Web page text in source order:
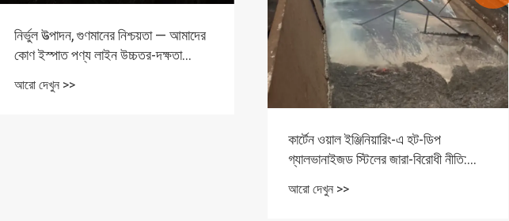
নির্ভুল উত্পাদন, গুণমানের নিশ্চয়তা — আমাদের
কোণ ইস্পাত পণ্য লাইন উচ্চতর-দক্ষতা
সম্পূর্ণরূপে আপগ্রেড করা হয়েছে
আরো দেখুন >>
কার্টেন ওয়াল ইঞ্জিনিয়ারিং-এ হট-ডিপ
গ্যালভানাইজড স্টিলের জারা-বিরোধী নীতি:
আরো দেখুন >>